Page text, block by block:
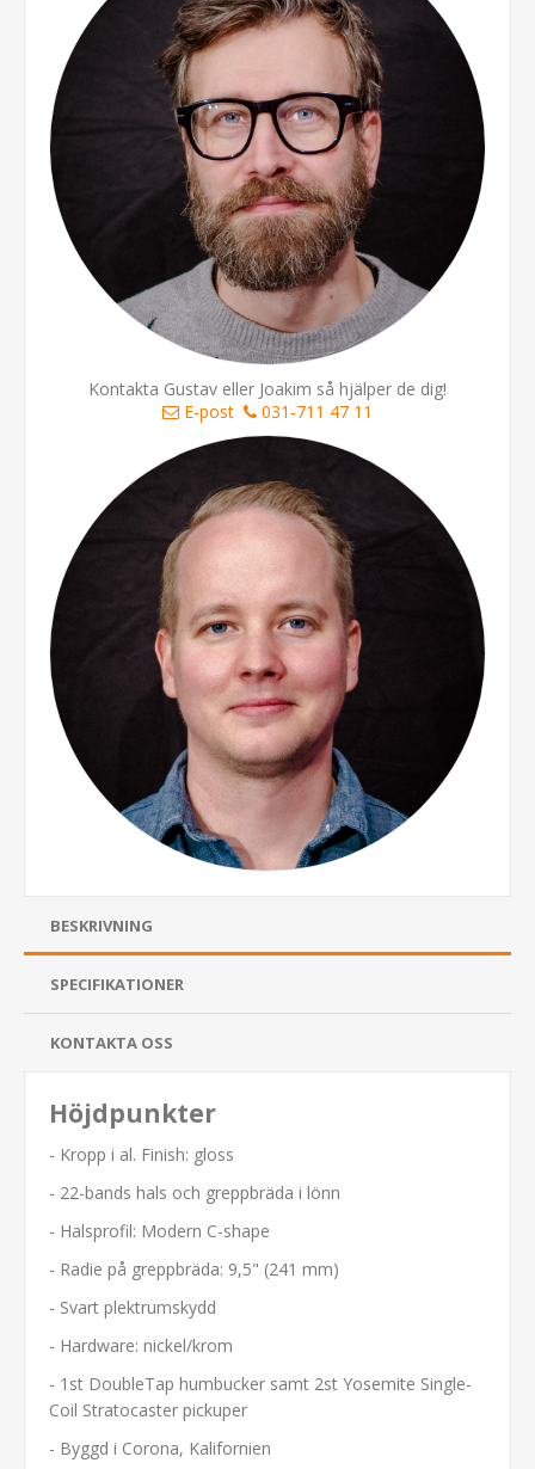
Kontakta Gustav eller Joakim så hjälper de dig!
E-post
031-711 47 11
BESKRIVNING
SPECIFIKATIONER
KONTAKTA OSS
Höjdpunkter
- Kropp i al. Finish: gloss
- 22-bands hals och greppbräda i lönn
- Halsprofil: Modern C-shape
- Radie på greppbräda: 9,5" (241 mm)
- Svart plektrumskydd
- Hardware: nickel/krom
- 1st DoubleTap humbucker samt 2st Yosemite Single-
Coil Stratocaster pickuper
- Byggd i Corona, Kalifornien